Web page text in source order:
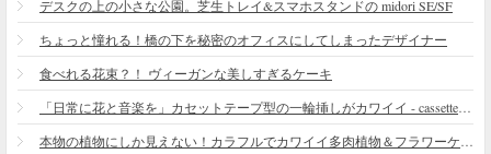
デスクの上の小さな公園。芝生トレイ&スマホスタンドの midori SE/SF
ちょっと憧れる！橋の下を秘密のオフィスにしてしまったデザイナー
食べれる花束？！ ヴィーガンな美しすぎるケーキ